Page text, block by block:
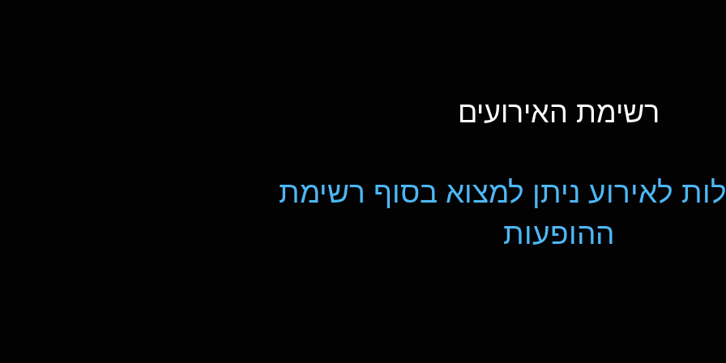
רשימת האירועים
לאירוע ניתן למצוא בסוף רשימת
ההופעות